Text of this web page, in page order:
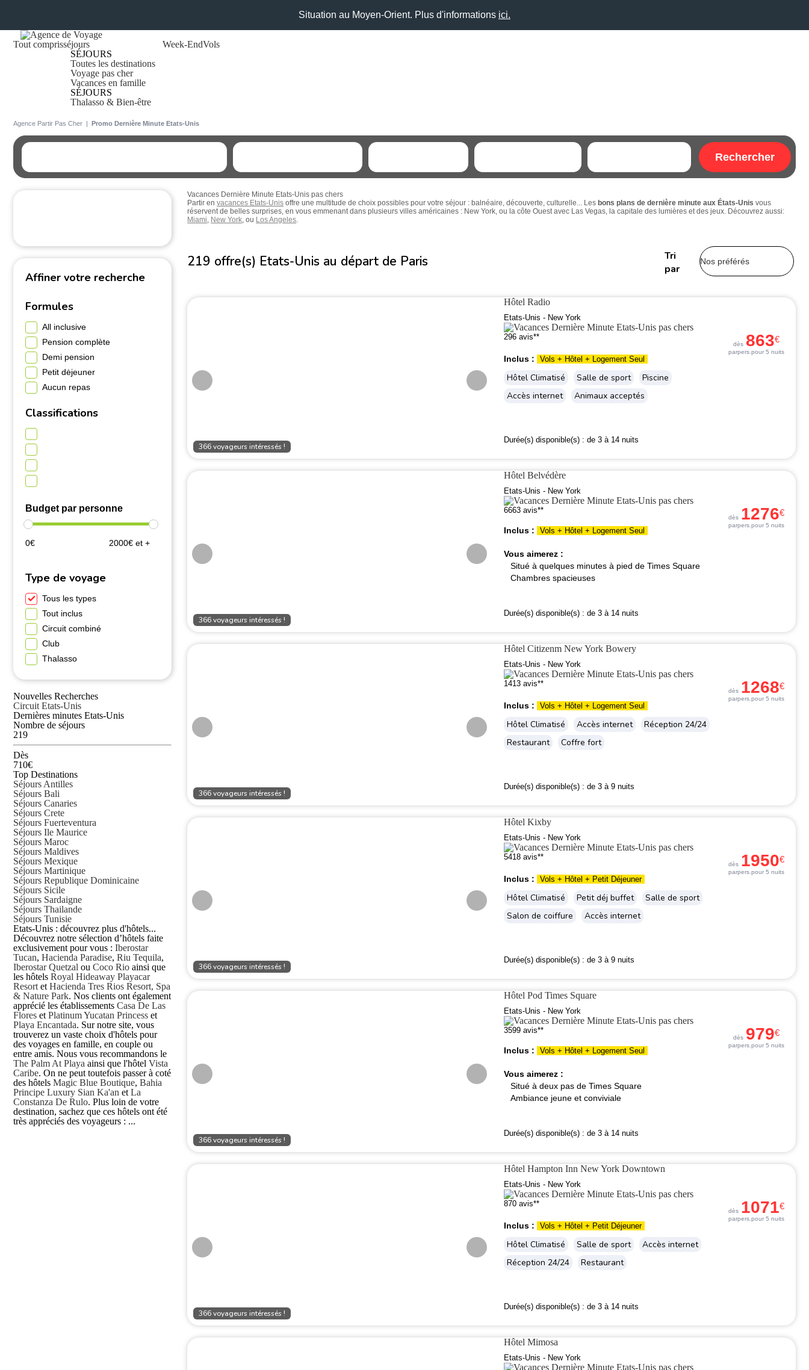
Situation au Moyen-Orient. Plus d'informations ici.
Tout comprisséjours
SÉJOURS
Toutes les destinations
Voyage pas cher
Vacances en famille
SÉJOURS
Thalasso & Bien-être
Week-EndVols
Agence Partir Pas Cher | Promo Dernière Minute Etats-Unis
Rechercher
Vacances Dernière Minute Etats-Unis pas chers
Partir envacances Etats-Unis offre une multitude de choix possibles pour votre séjour : balnéaire, découverte, culturelle... Les bons plans de dernière minute aux États-Unis vous
réservent de belles surprises, en vous emmenant dans plusieurs villes américaines : New York, ou la côte Ouest avec Las Vegas, la capitale des lumières et des jeux. Découvrez aussi:
Miami, New York, ou Los Angeles.
219 offre(s) Etats-Unis au départ de Paris Nos préférés
Tri
par
366 voyageurs intéressés !
Hôtel Radio
Etats-Unis - New York
296 avis**
Inclus : Vols + Hôtel + Logement Seul
Hôtel Climatisé Salle de sport
Piscine
Accès internet
Animaux acceptés
Durée(s) disponible(s) : de 3 à 14 nuits
dès 863€
parpers. pour 5 nuits
366 voyageurs intéressés !
Hôtel Belvédère
Etats-Unis - New York
6663 avis**
Inclus : Vols + Hôtel + Logement Seul
Vous aimerez :
Situé à quelques minutes à pied de Times Square
Chambres spacieuses
Durée(s) disponible(s) : de 3 à 14 nuits
dès 1276€
parpers. pour 5 nuits
366 voyageurs intéressés !
Hôtel Citizenm New York Bowery
Etats-Unis - New York
1413 avis**
Inclus : Vols + Hôtel + Logement Seul
Hôtel Climatisé Accès internet
Réception 24/24
Restaurant
Coffre fort
Durée(s) disponible(s) : de 3 à 9 nuits
dès 1268€
parpers. pour 5 nuits
366 voyageurs intéressés !
Hôtel Kixby
Etats-Unis - New York
5418 avis**
Inclus : Vols + Hôtel + Petit Déjeuner
Hôtel Climatisé Petit déj buffet
Salle de sport
Salon de coiffure
Accès internet
Durée(s) disponible(s) : de 3 à 9 nuits
dès 1950€
parpers. pour 5 nuits
366 voyageurs intéressés !
Hôtel Pod Times Square
Etats-Unis - New York
3599 avis**
Inclus : Vols + Hôtel + Logement Seul
Vous aimerez :
Situé à deux pas de Times Square
Ambiance jeune et conviviale
Durée(s) disponible(s) : de 3 à 14 nuits
dès 979€
parpers. pour 5 nuits
366 voyageurs intéressés !
Hôtel Hampton Inn New York Downtown
Etats-Unis - New York
870 avis**
Inclus : Vols + Hôtel + Petit Déjeuner
Hôtel Climatisé Salle de sport
Accès internet
Réception 24/24
Restaurant
Durée(s) disponible(s) : de 3 à 14 nuits
dès 1071€
parpers. pour 5 nuits
Hôtel Mimosa
Etats-Unis - New York
Affiner votre recherche
Formules
All inclusive
Pension complète
Demi pension
Petit dėjeuner
Aucun repas
Classifications
Budget par personne
0€ 2000€ et +
Type de voyage
Tous les types
Tout inclus
Circuit combiné
Club
Thalasso
Nouvelles Recherches
Circuit Etats-Unis
Dernières minutes Etats-Unis
Nombre de séjours
219
Dès
710€
Top Destinations
Séjours Antilles
Séjours Bali
Séjours Canaries
Séjours Crete
Séjours Fuerteventura
Séjours Ile Maurice
Séjours Maroc
Séjours Maldives
Séjours Mexique
Séjours Martinique
Séjours Republique Dominicaine
Séjours Sicile
Séjours Sardaigne
Séjours Thailande
Séjours Tunisie
Etats-Unis : découvrez plus d'hôtels...
Découvrez notre sélection d’hôtels faite
exclusivement pour vous : Iberostar
Tucan, Hacienda Paradise, Riu Tequila,
Iberostar Quetzal ou Coco Rio ainsi que
les hôtels Royal Hideaway Playacar
Resort et Hacienda Tres Rios Resort, Spa
& Nature Park. Nos clients ont également
apprécié les établissements Casa De Las
Flores et Platinum Yucatan Princess et
Playa Encantada. Sur notre site, vous
trouverez un vaste choix d'hôtels pour
des voyages en famille, en couple ou
entre amis. Nous vous recommandons le
The Palm At Playa ainsi que l'hôtel Vista
Caribe. On ne peut toutefois passer à coté
des hôtels Magic Blue Boutique, Bahia
Principe Luxury Sian Ka'an et La
Constanza De Rulo. Plus loin de votre
destination, sachez que ces hôtels ont été
très appréciés des voyageurs : ...